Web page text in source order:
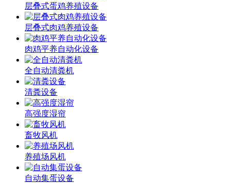
层叠式蛋鸡养殖设备
层叠式肉鸡养殖设备
肉鸡平养自动化设备
全自动清粪机
清粪设备
高强度湿帘
畜牧风机
养殖场风机
自动集蛋设备